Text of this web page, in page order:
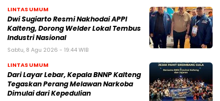
LINTAS UMUM
Dwi Sugiarto Resmi Nakhodai APPI
Kalteng, Dorong Welder Lokal Tembus
Industri Nasional
Sabtu, 8 Agu 2026 - 19:44 WIB
LINTAS UMUM
Dari Layar Lebar, Kepala BNNP Kalteng
Tegaskan Perang Melawan Narkoba
Dimulai dari Kepedulian